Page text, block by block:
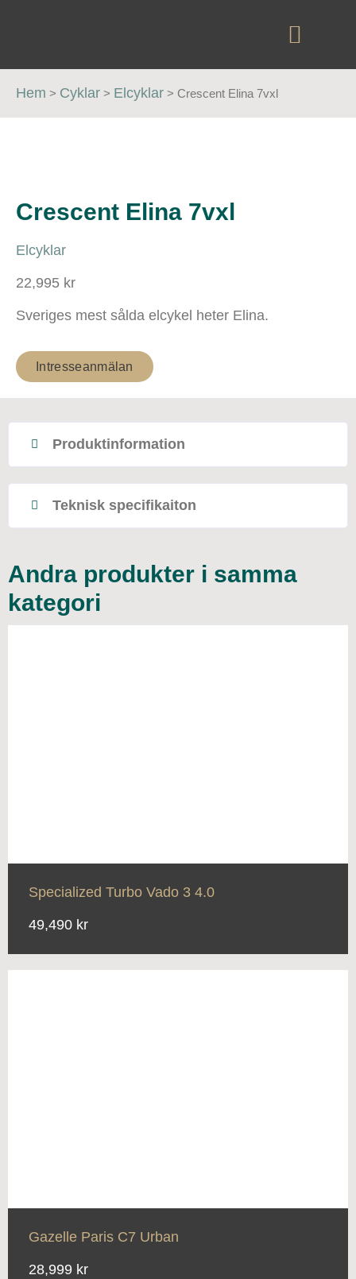
Hem > Cyklar > Elcyklar > Crescent Elina 7vxl
Crescent Elina 7vxl
Elcyklar
22,995 kr
Sveriges mest sålda elcykel heter Elina.
Intresseanmälan
Produktinformation
Teknisk specifikaiton
Andra produkter i samma
kategori
Specialized Turbo Vado 3 4.0
49,490 kr
Gazelle Paris C7 Urban
28,999 kr